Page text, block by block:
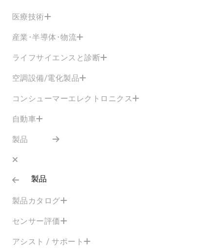
医療技術
産業･半導体･物流
ライフサイエンスと診断
空調設備/電化製品
コンシューマーエレクトロニクス
自動車
製品
製品
製品カタログ
センサー評価
アシスト / サポート